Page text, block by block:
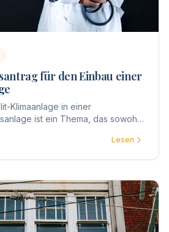
für den Einbau einer
Klimaanlage in einer
ist ein Thema, das sowohl
Lesen